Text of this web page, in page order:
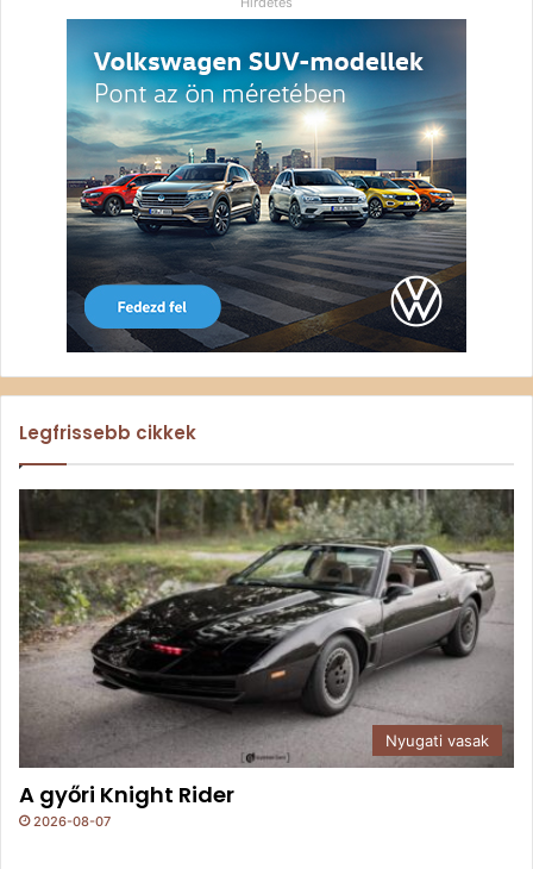
Legfrissebb cikkek
Nyugati vasak
A győri Knight Rider
2026-08-07